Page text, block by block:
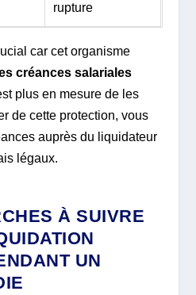
rupture
car cet organisme
créances salariales
plus en mesure de les
de cette protection, vous
auprès du liquidateur
légaux.
À SUIVRE
UN